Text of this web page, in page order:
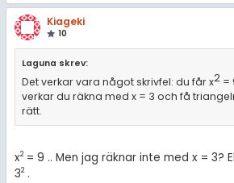
Kiageki
10
Laguna skrev:
Det verkar vara något skrivfel: du får x2=
verkar du räkna med x = 3 och få
rätt.
x2 = 9 .. Men jag räknar inte med x = 3?
32 .